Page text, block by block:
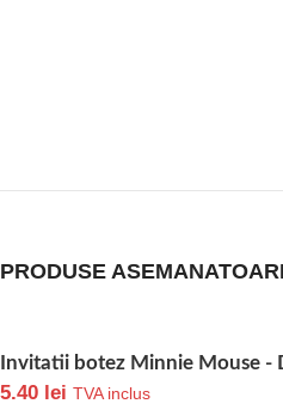
PRODUSE
Invitatii botez Minnie Mouse -
5.40 lei TVA inclus